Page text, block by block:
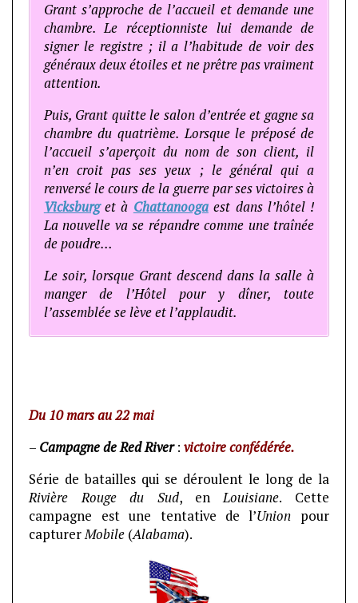
Grant s’approche de l’accueil et demande une
chambre. Le réceptionniste lui demande de
signer le registre ; il a l’habitude de voir des
généraux deux étoiles et ne prêtre pas vraiment
attention.
Puis, Grant quitte le salon d’entrée et gagne sa
chambre du quatrième. Lorsque le préposé de
l’accueil s’aperçoit du nom de son client, il
n’en croit pas ses yeux ; le général qui a
renversé le cours de la guerre par ses victoires à
Vicksburget à Chattanoogaest dans l’hôtel !
La nouvelle va se répandre comme une traînée
de poudre…
Le soir, lorsque Grant descend dans la salle à
manger de l’Hôtel pour y dîner, toute
l’assemblée se lève et l’applaudit.
Du 10 mars au 22 mai
– Campagne de Red River:victoire confédérée.
Série de batailles qui se déroulent le long de la
Rivière Rouge du Sud, enLouisiane. Cette
campagne est une tentative de l’Union pour
capturerMobile (Alabama).